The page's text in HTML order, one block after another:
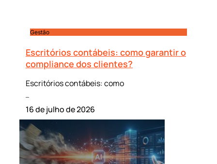
Gestão
Escritórios contábeis: como garantir o
compliance dos clientes?
Escritórios contábeis: como
16 de julho de 2026